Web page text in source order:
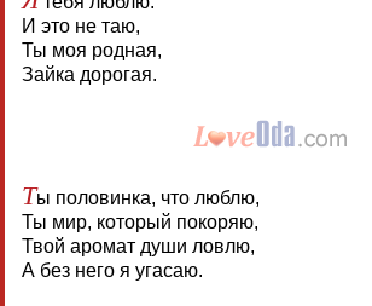
И это не таю,
Ты моя родная,
Зайка дорогая.
Ты половинка, что люблю,
Ты мир, который покоряю,
Твой аромат души ловлю,
А без него я угасаю.